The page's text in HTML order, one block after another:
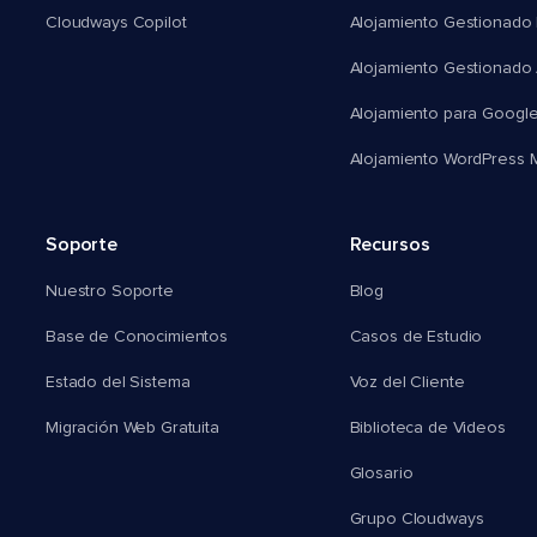
Cloudways Copilot Alojamiento Gestionado
Alojamiento Gestionado
Alojamiento para
Alojamiento WordPress
Soporte
Nuestro Soporte
Base de Conocimientos
Estado del Sistema
Migración Web Gratuita
Recursos
Blog
Casos de Estudio
Voz del Cliente
Biblioteca de Videos
Glosario
Grupo Cloudways